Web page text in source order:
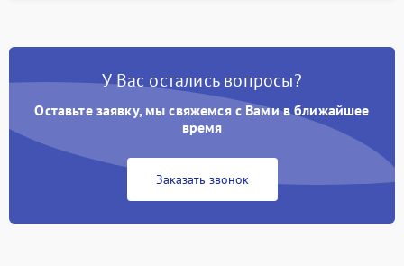
У Вас остались вопросы?
Оставьте заявку, мы свяжемся с Вами в ближайшее
время
Заказать звонок